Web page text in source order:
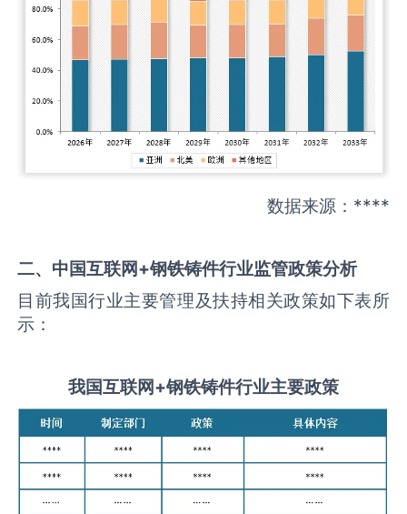
数据来源：****
二、中国互联网+钢铁铸件行业监管政策分析
目前我国行业主要管理及扶持相关政策如下表所
示：
我国互联网+钢铁铸件行业主要政策